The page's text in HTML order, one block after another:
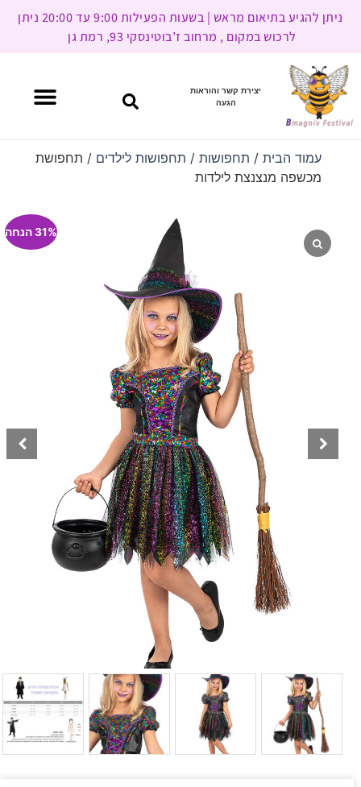
ניתן להגיע בתיאום מראש | בשעות הפעילות 9:00 עד 20:00 ניתן
לרכוש במקום , מרחוב ז’בוטינסקי 93, רמת גן
יצירת קשר והוראות
הגעה
עמוד הבית/ תחפושות/ תחפושות לילדים / תחפושת
מכשפה מנצנצת לילדות
31% הנחה